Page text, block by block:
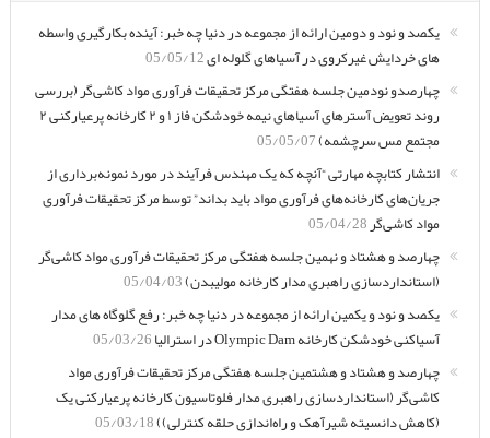
یکصد و نود و دومین ارائه از مجموعه در دنیا چه خبر: آینده بکارگیری واسطه
های خردایش غیرکروی در آسیاهای گلوله ای05/05/12
چهارصدو نودمین جلسه هفتگی مرکز تحقیقات فرآوری مواد کاشی‌گر (بررسی
روند تعویض آسترهای آسیاهای نیمه خودشکن فاز ۱ و ۲ کارخانه پرعیارکنی ۲
مجتمع مس سرچشمه)05/05/07
انتشار کتابچه مهارتی “آنچه که یک مهندس فرآیند در مورد نمونه‌برداری از
جریان‌های کارخانه‌های فرآوری مواد باید بداند” توسط مرکز تحقیقات فرآوری
مواد کاشی‌گر05/04/28
چهارصد و هشتاد و نهمین جلسه هفتگی مرکز تحقیقات فرآوری مواد کاشی‌گر
(استانداردسازی راهبری مدار کارخانه مولیبدن)05/04/03
یکصد و نود و یکمین ارائه از مجموعه در دنیا چه خبر: رفع گلوگاه های مدار
آسیاکنی خودشکن کارخانه Olympic Dam در استرالیا
05/03/26
چهارصد و هشتاد و هشتمین جلسه هفتگی مرکز تحقیقات فرآوری مواد
کاشی‌گر (استانداردسازی راهبری مدار فلوتاسیون کارخانه پرعیارکنی یک
(کاهش دانسیته شیرآهک و راه‌اندازی حلقه کنترلی))05/03/18